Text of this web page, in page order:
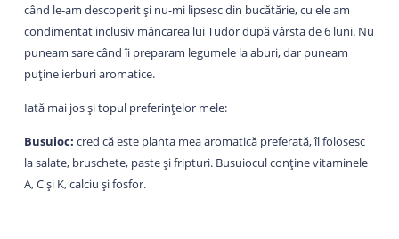
când le-am descoperit și nu-mi lipsesc din bucătărie, cu ele am
condimentat inclusiv mâncarea lui Tudor după vârsta de 6 luni. Nu
puneam sare când îi preparam legumele la aburi, dar puneam
puține ierburi aromatice.
Iată mai jos și topul preferințelor mele:
Busuioc: cred că este planta mea aromatică preferată, îl folosesc
la salate, bruschete, paste și fripturi. Busuiocul conține vitaminele
A, C și K, calciu și fosfor.